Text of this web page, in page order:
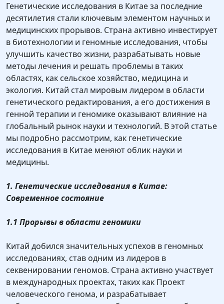
Генетические исследования в Китае за последние
десятилетия стали ключевым элементом научных и
медицинских прорывов. Страна активно инвестирует
в биотехнологии и геномные исследования, чтобы
улучшить качество жизни, разрабатывать новые
методы лечения и решать проблемы в таких
областях, как сельское хозяйство, медицина и
экология. Китай стал мировым лидером в области
генетического редактирования, а его достижения в
генной терапии и геномике оказывают влияние на
глобальный рынок науки и технологий. В этой статье
мы подробно рассмотрим, как генетические
исследования в Китае меняют облик науки и
медицины.
1. Генетические исследования в Китае:
Современное состояние
1.1 Прорывы в области геномики
Китай добился значительных успехов в геномных
исследованиях, став одним из лидеров в
секвенировании геномов. Страна активно участвует
в международных проектах, таких как Проект
человеческого генома, и разрабатывает